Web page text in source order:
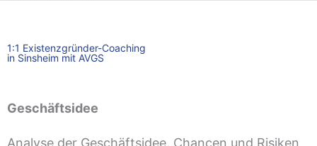
1:1 Existenzgründer-Coaching
in Sinsheim mit AVGS
Geschäftsidee
Analyse der Geschäftsidee, Chancen und Risiken